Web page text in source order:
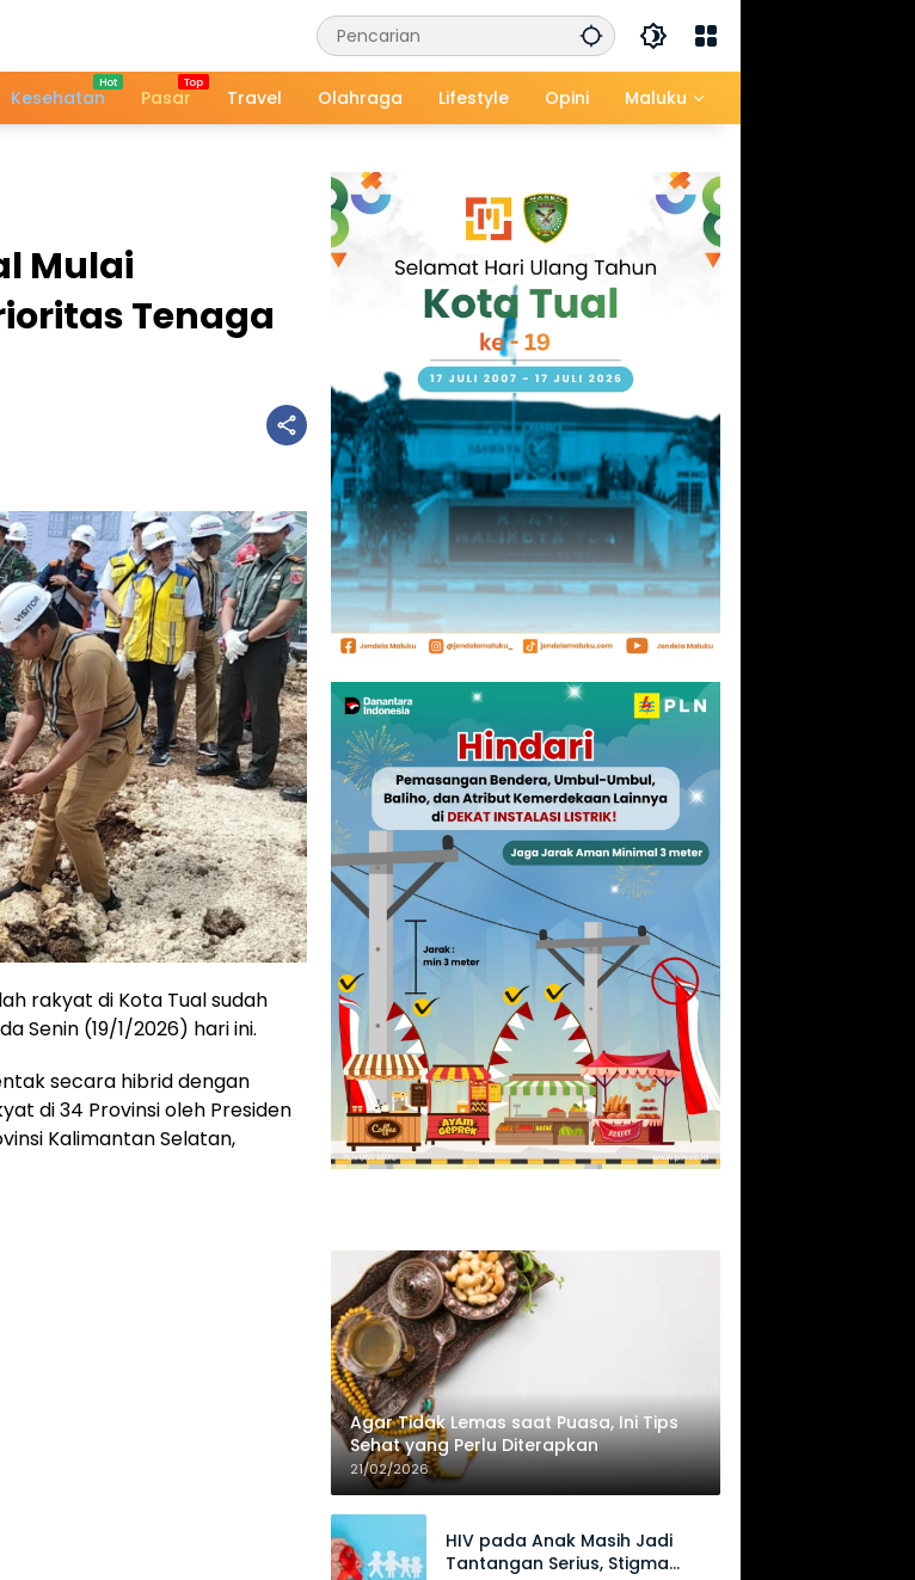
Kesehatan Pasar Travel Olahraga Lifestyle Opini Maluku
Mulai
Tenaga
rakyat di Kota Tual sudah
Senin (19/1/2026) hari ini.
secara hibrid dengan
di 34 Provinsi oleh Presiden
Kalimantan Selatan,
Agar Tidak Lemas saat Puasa, Ini Tips
Sehat yang Perlu Diterapkan
21/02/2026
HIV pada Anak Masih Jadi
Tantangan Serius, Stigma